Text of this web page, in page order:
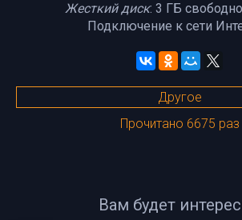
Жесткий диск: 3 ГБ
Подключение к сети
Другое
Прочитано 6675 раз
Вам будет